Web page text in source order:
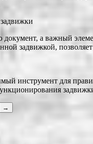
документ, а важный
задвижкой,
инструмент для